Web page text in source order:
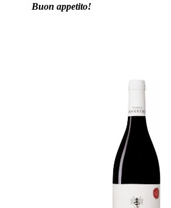
Buon appetito!